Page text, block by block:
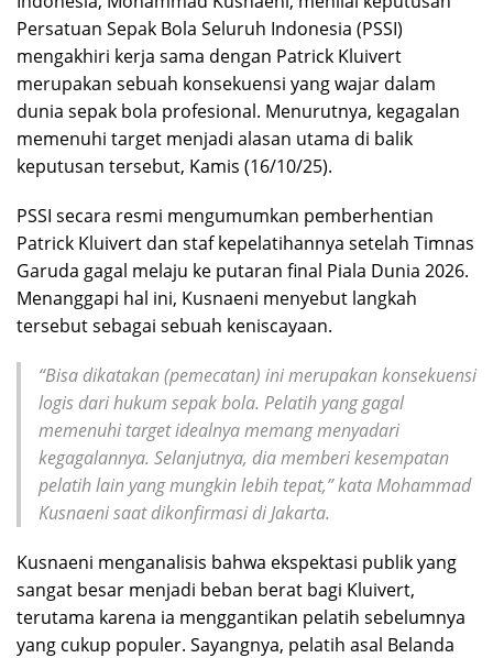
Persatuan Sepak Bola Seluruh Indonesia (PSSI)
mengakhiri kerja sama dengan Patrick Kluivert
merupakan sebuah konsekuensi yang wajar dalam
dunia sepak bola profesional. Menurutnya, kegagalan
memenuhi target menjadi alasan utama di balik
keputusan tersebut, Kamis (16/10/25).
PSSI secara resmi mengumumkan pemberhentian
Patrick Kluivert dan staf kepelatihannya setelah Timnas
Garuda gagal melaju ke putaran final Piala Dunia 2026.
Menanggapi hal ini, Kusnaeni menyebut langkah
tersebut sebagai sebuah keniscayaan.
“Bisa dikatakan (pemecatan) ini merupakan konsekuensi
logis dari hukum sepak bola. Pelatih yang gagal
memenuhi target idealnya memang menyadari
kegagalannya. Selanjutnya, dia memberi kesempatan
pelatih lain yang mungkin lebih tepat,” kata Mohammad
Kusnaeni saat dikonfirmasi di Jakarta.
Kusnaeni menganalisis bahwa ekspektasi publik yang
sangat besar menjadi beban berat bagi Kluivert,
terutama karena ia menggantikan pelatih sebelumnya
yang cukup populer. Sayangnya, pelatih asal Belanda